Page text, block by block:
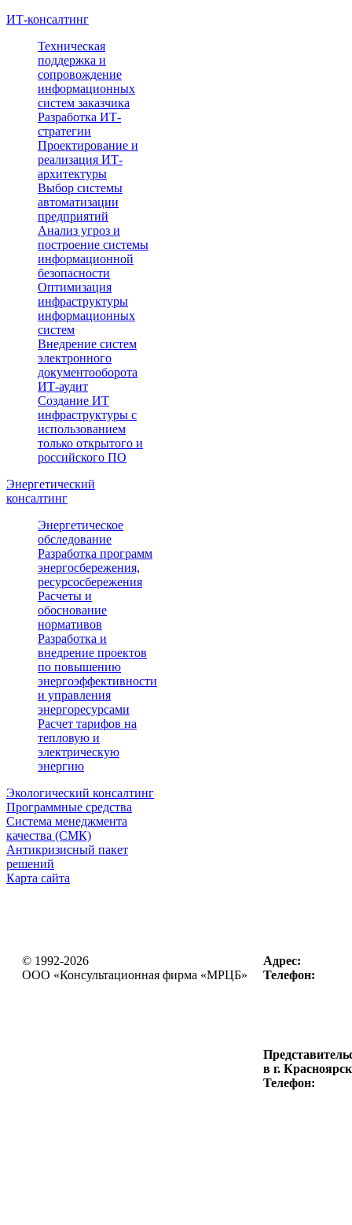
ИТ-консалтинг
Техническая
поддержка и
сопровождение
информационных
систем заказчика
Разработка ИТ-
стратегии
Проектирование и
реализация ИТ-
архитектуры
Выбор системы
автоматизации
предприятий
Анализ угроз и
построение системы
информационной
безопасности
Оптимизация
инфраструктуры
информационных
систем
Внедрение систем
электронного
документооборота
ИТ-аудит
Создание ИТ
инфраструктуры с
использованием
только открытого и
российского ПО
Энергетический
консалтинг
Энергетическое
обследование
Разработка программ
энергосбережения,
ресурсосбережения
Расчеты и
обоснование
нормативов
Разработка и
внедрение проектов
по повышению
энергоэффективности
и управления
энергоресурсами
Расчет тарифов на
тепловую и
электрическую
энергию
Экологический консалтинг
Программные средства
Система менеджмента
качества (СМК)
Антикризисный пакет
решений
Карта сайта
© 1992-2026
OOO «Консультационная фирма «МРЦБ»
Адрес:
Телефон:
в г.
Телефон: